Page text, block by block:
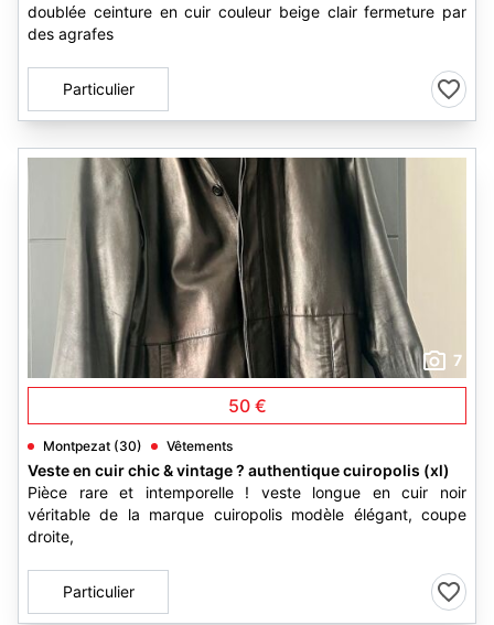
doublée ceinture en cuir couleur beige clair fermeture par
des agrafes
Particulier
7
50 €
Montpezat (30) Vêtements
Veste en cuir chic & vintage ? authentique cuiropolis (xl)
Pièce rare et intemporelle ! veste longue en cuir noir
véritable de la marque cuiropolis modèle élégant, coupe
droite,
Particulier